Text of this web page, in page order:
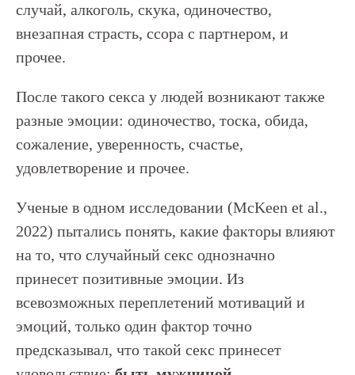
случай, алкоголь, скука, одиночество,
внезапная страсть, ссора с партнером, и
прочее.
После такого секса у людей возникают также
разные эмоции: одиночество, тоска, обида,
сожаление, уверенность, счастье,
удовлетворение и прочее.
Ученые в одном исследовании (McKeen et al.,
2022) пытались понять, какие факторы влияют
на то, что случайный секс однозначно
принесет позитивные эмоции. Из
всевозможных переплетений мотиваций и
эмоций, только один фактор точно
предсказывал, что такой секс принесет